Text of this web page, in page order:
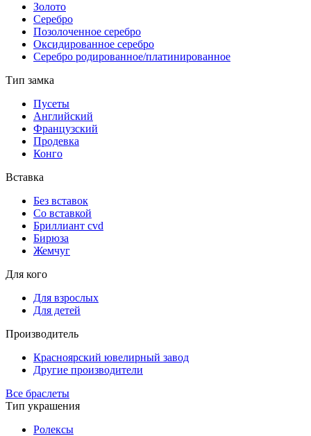
Золото
Серебро
Позолоченное серебро
Оксидированное серебро
Серебро родированное/платинированное
Тип замка
Пусеты
Английский
Французский
Продевка
Конго
Вставка
Без вставок
Со вставкой
Бриллиант cvd
Бирюза
Жемчуг
Для кого
Для взрослых
Для детей
Производитель
Красноярский ювелирный завод
Другие производители
Все браслеты
Тип украшения
Ролексы